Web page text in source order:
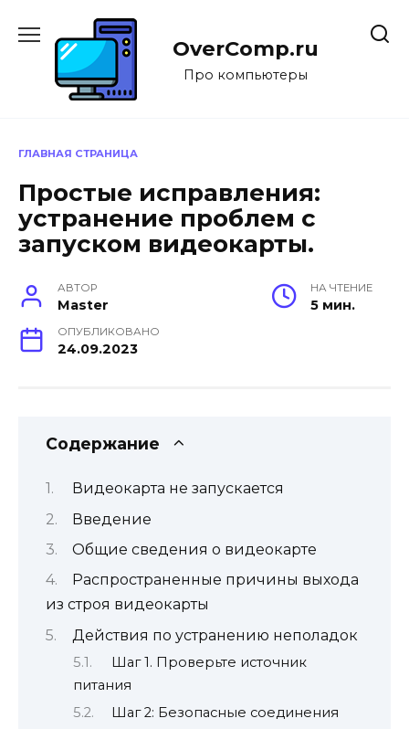
содержанию
OverComp.ru
Про компьютеры
ГЛАВНАЯ СТРАНИЦА
Простые исправления:
устранение проблем с
запуском видеокарты.
АВТОР
Master
НА ЧТЕНИЕ
5 мин.
ОПУБЛИКОВАНО
24.09.2023
Содержание
Видеокарта не запускается
Введение
Общие сведения о видеокарте
Распространенные причины выхода
из строя видеокарты
Действия по устранению неполадок
Шаг 1. Проверьте источник
питания
Шаг 2: Безопасные соединения